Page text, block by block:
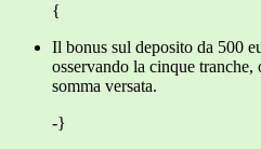
{
Il bonus sul deposito da 500
osservando la cinque
somma versata.
-}